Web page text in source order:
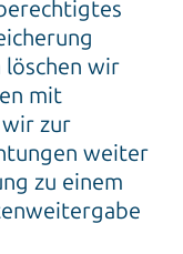
löschen wir
mit
zur
weiter
zu einem